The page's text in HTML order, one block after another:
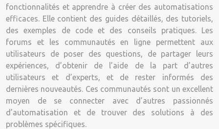
fonctionnalités et apprendre à créer des automatisations
efficaces. Elle contient des guides détaillés, des tutoriels,
des exemples de code et des conseils pratiques. Les
forums et les communautés en ligne permettent aux
utilisateurs de poser des questions, de partager leurs
expériences, d’obtenir de l’aide de la part d’autres
utilisateurs et d’experts, et de rester informés des
dernières nouveautés. Ces communautés sont un excellent
moyen de se connecter avec d’autres passionnés
d’automatisation et de trouver des solutions à des
problèmes spécifiques.